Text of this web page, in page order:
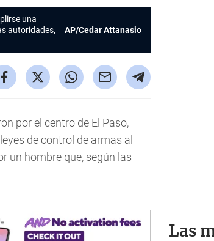
una
autoridades,
AP/Cedar Attanasio
por el centro de El Paso,
de control de armas al
un hombre que, según las
Las